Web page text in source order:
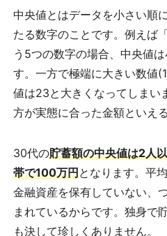
中央値とはデータを小さい順
たる数字のことです。例えば
う5つの数字の場合、中央値
す。一方で極端に大きい数値
値は23と大きくなってしまい
方が実態に合った金額といえ
30代の貯蓄額の中央値は2人
帯で100万円となります。平
金融資産を保有していない、
まれているからです。独身で
も決して珍しくありません。